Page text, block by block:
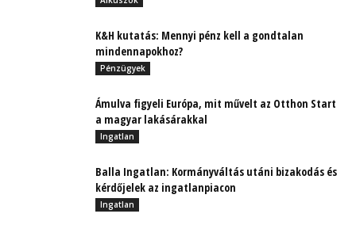
K&H kutatás: Mennyi pénz kell a gondtalan
mindennapokhoz?
Pénzügyek
Ámulva figyeli Európa, mit művelt az Otthon Start
a magyar lakásárakkal
Ingatlan
Balla Ingatlan: Kormányváltás utáni bizakodás és
kérdőjelek az ingatlanpiacon
Ingatlan